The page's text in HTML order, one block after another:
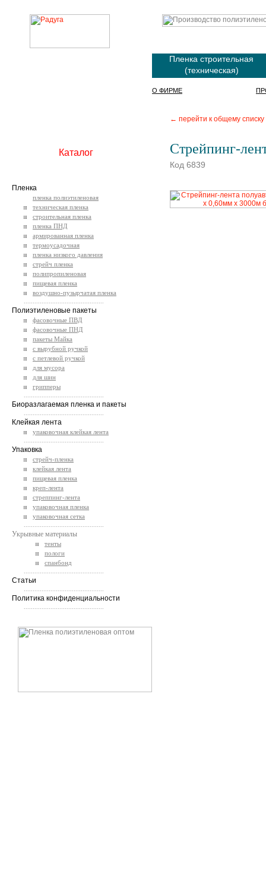
Пленка строительная
(техническая)
О ФИРМЕ
← перейти к общему списку
Стрейпинг-
Код 6839
Каталог
Пленка
пленка полиэтиленовая
техническая пленка
строительная пленка
пленка ПНД
армированная пленка
термоусадочная
пленка низкого давления
стрейч пленка
полипропиленовая
пищевая пленка
воздушно-пузырчатая пленка
Полиэтиленовые пакеты
фасовочные ПВД
фасовочные ПНД
пакеты Майка
с вырубной ручкой
с петлевой ручкой
для мусора
для шин
грипперы
Биоразлагаемая пленка и пакеты
Клейкая лента
упаковочная клейкая лента
Упаковка
стрейч-пленка
клейкая лента
пищевая пленка
креп-лента
стреппинг-лента
упаковочная пленка
упаковочная сетка
Укрывные материалы
тенты
пологи
спанбонд
Статьи
Политика конфиденциальности